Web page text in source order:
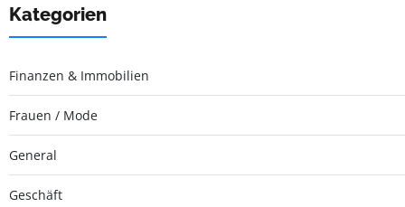
Kategorien
Finanzen & Immobilien
Frauen / Mode
General
Geschäft